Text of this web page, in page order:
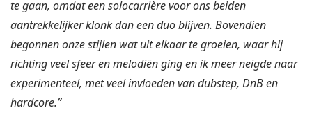
te gaan, omdat een solocarrière voor ons beiden
aantrekkelijker klonk dan een duo blijven. Bovendien
begonnen onze stijlen wat uit elkaar te groeien, waar hij
richting veel sfeer en melodiën ging en ik meer neigde naar
experimenteel, met veel invloeden van dubstep, DnB en
hardcore.”